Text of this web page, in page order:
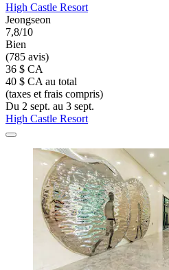
High Castle Resort
Jeongseon
7,8/10
Bien
(785 avis)
36 $ CA
40 $ CA au total
(taxes et frais compris)
Du 2 sept. au 3 sept.
High Castle Resort